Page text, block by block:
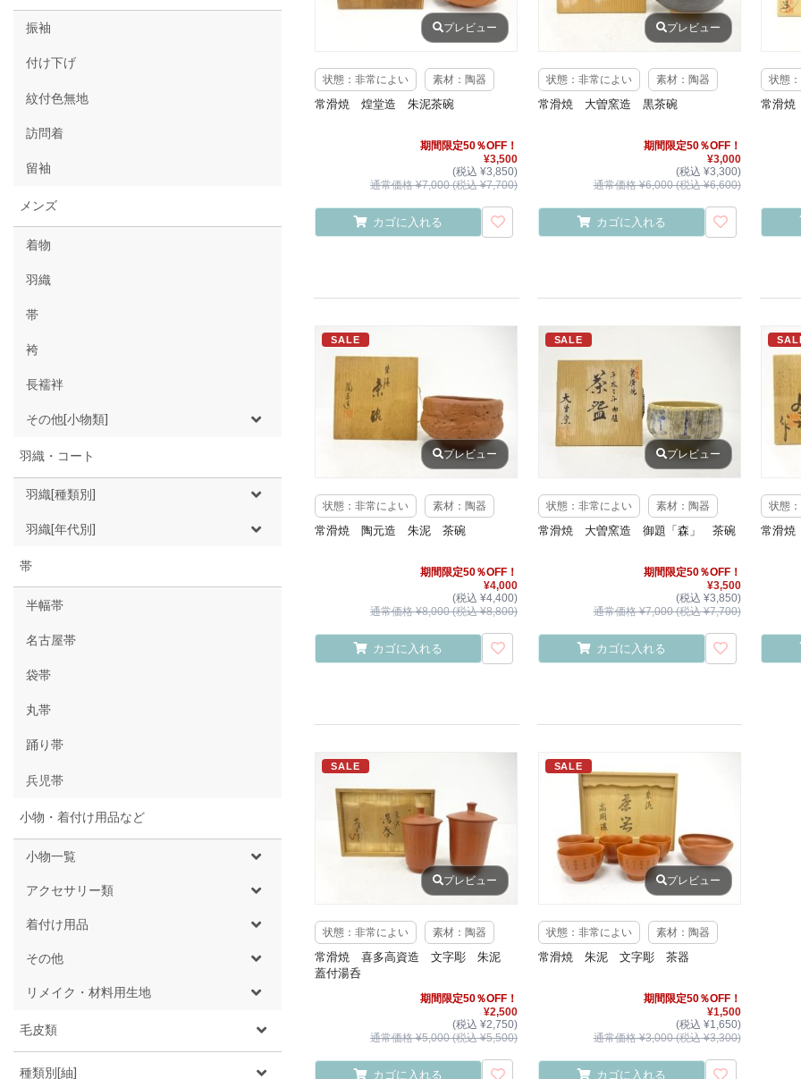
振袖
付け下げ
紋付色無地
訪問着
留袖
メンズ
着物
羽織
帯
袴
長襦袢
その他[小物類]
羽織・コート
羽織[種類別]
羽織[年代別]
帯
半幅帯
名古屋帯
袋帯
丸帯
踊り帯
兵児帯
小物・着付け用品など
小物一覧
アクセサリー類
着付け用品
その他
リメイク・材料用生地
毛皮類
種類別[紬]
プレビュー
状態：非常によい 素材：陶器
常滑焼 煌堂造 朱泥茶碗
期間限定50％OFF！
¥3,500
(税込 ¥3,850)
通常価格 ¥7,000 (税込 ¥7,700)
カゴに入れる
プレビュー
状態：非常によい 素材：陶器
常滑焼 大曽窯造 黒茶碗
期間限定50％OFF！
¥3,000
(税込 ¥3,300)
通常価格 ¥6,000 (税込 ¥6,600)
カゴに入れる
状態
常滑
SALE
プレビュー
状態：非常によい 素材：陶器
常滑焼 陶元造 朱泥 茶碗
期間限定50％OFF！
¥4,000
(税込 ¥4,400)
通常価格 ¥8,000 (税込 ¥8,800)
カゴに入れる
SALE
プレビュー
状態：非常によい 素材：陶器
常滑焼 大曽窯造 御題「森」 茶碗
期間限定50％OFF！
¥3,500
(税込 ¥3,850)
通常価格 ¥7,000 (税込 ¥7,700)
カゴに入れる
状態
常滑
SALE
プレビュー
状態：非常によい 素材：陶器
常滑焼 喜多高資造 文字彫 朱泥
蓋付湯呑
期間限定50％OFF！
¥2,500
(税込 ¥2,750)
通常価格 ¥5,000 (税込 ¥5,500)
カゴに入れる
SALE
プレビュー
状態：非常によい 素材：陶器
常滑焼 朱泥 文字彫 茶器
期間限定50％OFF！
¥1,500
(税込 ¥1,650)
通常価格 ¥3,000 (税込 ¥3,300)
カゴに入れる